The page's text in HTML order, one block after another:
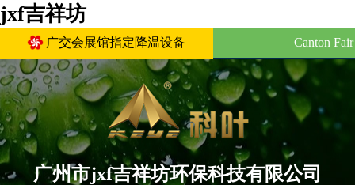
jxf吉祥坊
广交会展馆指定降温设备 Canton Fair
广州市jxf吉祥坊环保科技有限公司